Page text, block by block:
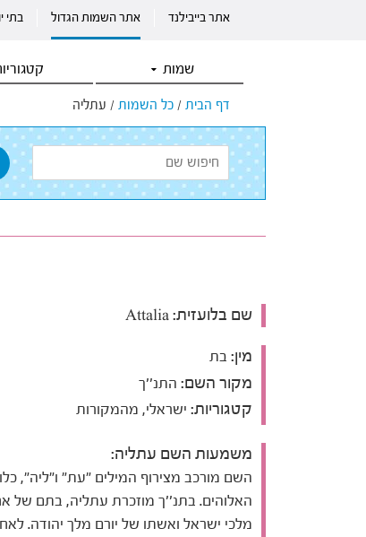
אתר בייבילנד אתר השמות הגדול בתי
שמות
דף הבית / כל השמות / עתליה
שם בלועזית:
מין: בת
מקור השם: התנ''ך
קטגוריות: ישראלי, מהמקורות
משמעות השם עתליה:
השם מורכב מצירוף המילים "עת" ו"ליה",
האלוהים. בתנ''ך מוזכרת עתליה, בתם של
מלכי ישראל ואשתו של יורם מלך יהודה.